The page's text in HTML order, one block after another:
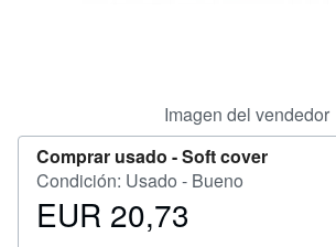
Imagen del vendedor
Comprar usado -Soft cover
Condición: Usado - Bueno
Precio
EUR 20,73